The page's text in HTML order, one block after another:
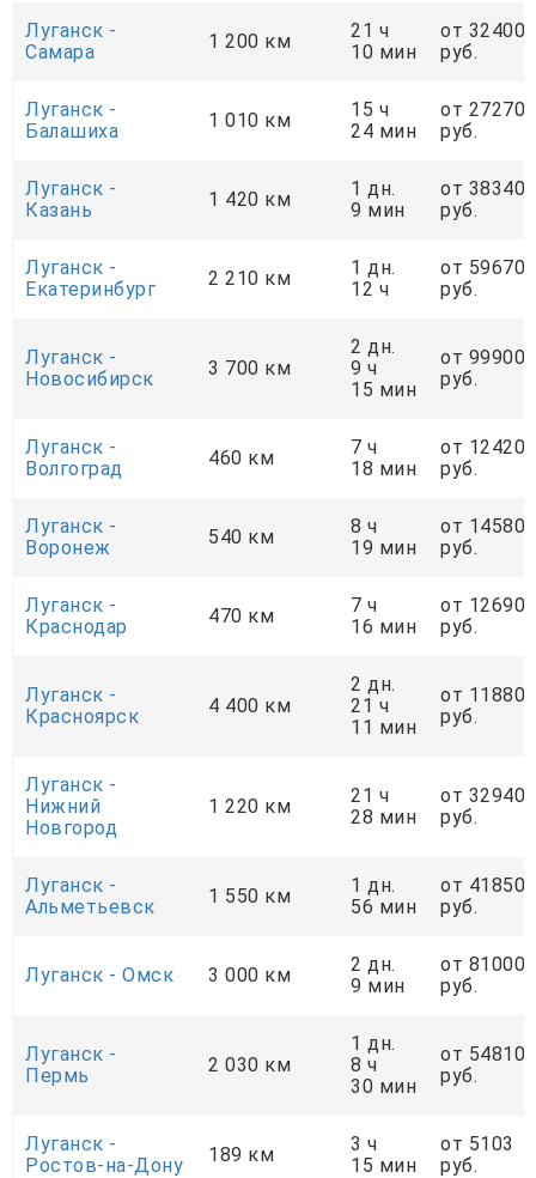
Луганск -
Самара
1 200 км
21 ч
10 мин
от 32400
руб.
Луганск -
Балашиха
1 010 км
15 ч
24 мин
от 27270
руб.
Луганск -
Казань
1 420 км
1 дн.
9 мин
от 38340
руб.
Луганск -
Екатеринбург
2 210 км
1 дн.
12 ч
от 59670
руб.
Луганск -
Новосибирск
3 700 км
2 дн.
9 ч
15 мин
от 99900
руб.
Луганск -
Волгоград
460 км
7 ч
18 мин
от 12420
руб.
Луганск -
Воронеж
540 км
8 ч
19 мин
от 14580
руб.
Луганск -
Краснодар
470 км
7 ч
16 мин
от 12690
руб.
Луганск -
Красноярск
4 400 км
2 дн.
21 ч
11 мин
от 118800
руб.
Луганск -
Нижний
Новгород
1 220 км
21 ч
28 мин
от 32940
руб.
Луганск -
Альметьевск
1 550 км
1 дн.
56 мин
от 41850
руб.
Луганск - Омск 3 000 км
2 дн.
9 мин
от 81000
руб.
Луганск -
Пермь
2 030 км
1 дн.
8 ч
30 мин
от 54810
руб.
Луганск -
Ростов-на-Дону
189 км
3 ч
15 мин
от 5103
руб.